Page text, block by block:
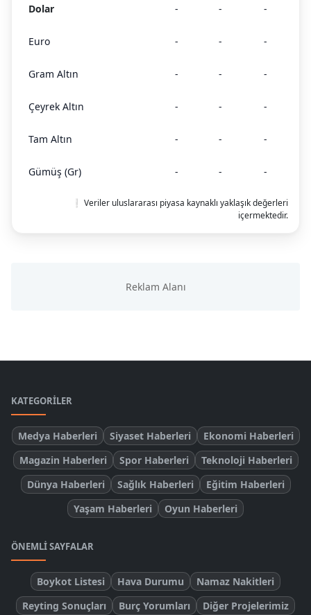
Dolar - - -
Euro - - -
Gram Altın - - -
Çeyrek Altın - - -
Tam Altın - - -
Gümüş (Gr) - - -
❕ Veriler uluslararası piyasa kaynaklı yaklaşık değerleri
içermektedir.
KATEGORILER
Medya Haberleri Siyaset Haberleri
Ekonomi Haberleri
Magazin Haberleri
Spor Haberleri
Teknoloji Haberleri
Dünya Haberleri
Sağlık Haberleri
Eğitim Haberleri
Yaşam Haberleri
Oyun Haberleri
ÖNEMLI SAYFALAR
Boykot Listesi Hava Durumu
Namaz Nakitleri
Reyting Sonuçları
Burç Yorumları Diğer Projelerimiz